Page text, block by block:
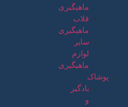
ماهیگیری
قلاب
ماهیگیری
سایر
لوازم
ماهیگیری
پوشاک
بادگیر
و